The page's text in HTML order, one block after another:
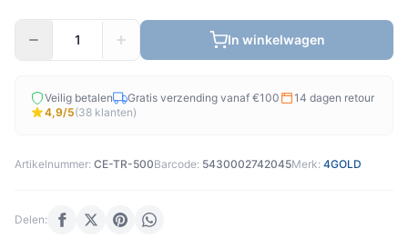
In winkelwagen
Veilig betalen Gratis verzending vanaf €100
14 dagen retour
4,9/5(38 klanten)
Artikelnummer: CE-TR-500Barcode: 5430002742045Merk: 4GOLD
Delen: